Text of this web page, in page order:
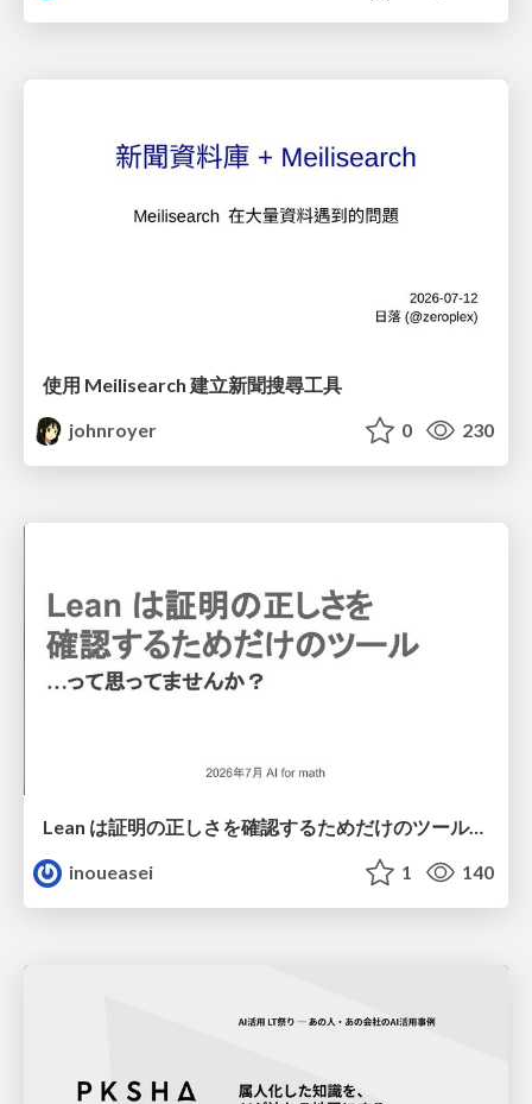
使用 Meilisearch 建立新聞搜尋工具
johnroyer
0 230
Lean は証明の正しさを確認するためだけのツールって思ってませんか？
inoueasei
1 140